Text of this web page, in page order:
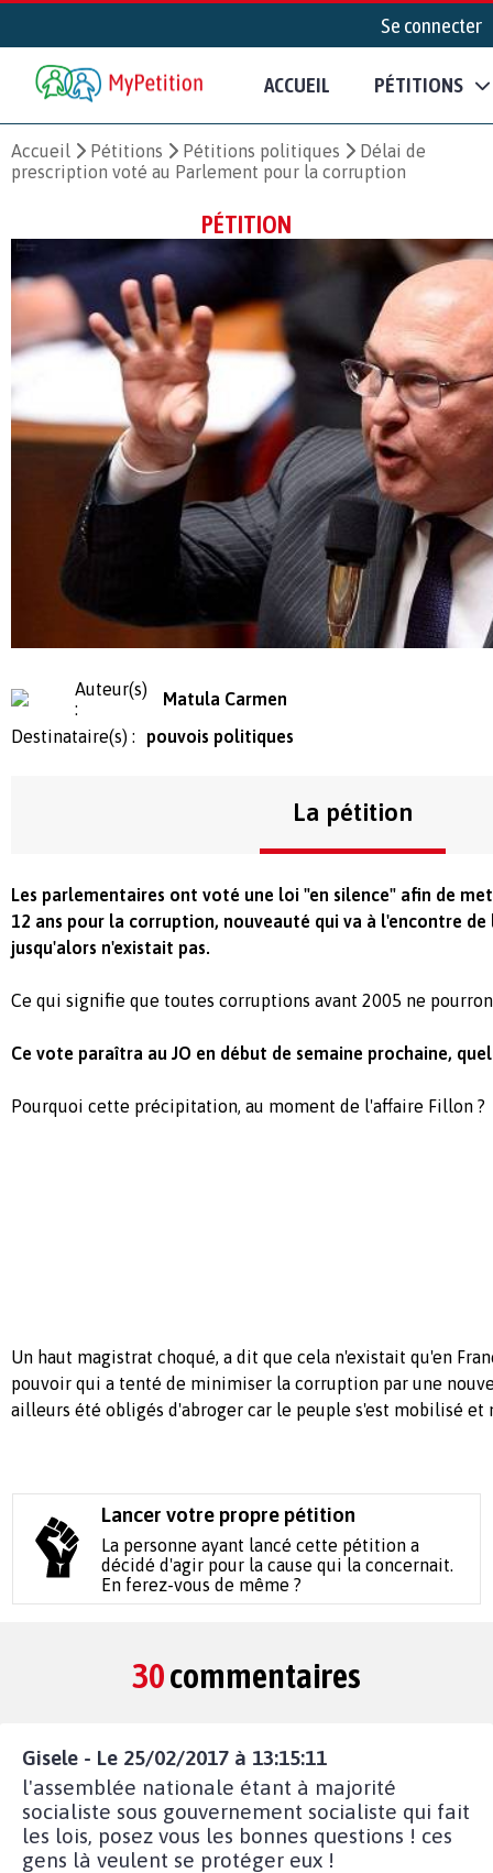
Se connecter
ACCUEIL PÉTITIONS
Accueil Pétitions Pétitions politiques
Délai de
prescription voté au Parlement pour la corruption
PÉTITION
Auteur(s)
:
Matula Carmen
Destinataire(s) :
pouvois politiques
La pétition
Les parlementaires ont voté une loi "en silence" afin de
12 ans pour la corruption, nouveauté qui va à l'encontre
jusqu'alors n'existait pas.
Ce qui signifie que toutes corruptions avant 2005 ne
Ce vote paraîtra au JO en début de semaine prochaine,
Pourquoi cette précipitation, au moment de l'affaire Fillon ?
Un haut magistrat choqué, a dit que cela n'existait qu'en
pouvoir qui a tenté de minimiser la corruption par une
ailleurs été obligés d'abroger car le peuple s'est mobilisé et
Lancer votre propre pétition
La personne ayant lancé cette pétition a
décidé d'agir pour la cause qui la concernait.
En ferez-vous de même ?
30commentaires
Gisele - Le 25/02/2017 à 13:15:11
l'assemblée nationale étant à majorité
socialiste sous gouvernement socialiste qui fait
les lois, posez vous les bonnes questions ! ces
gens là veulent se protéger eux !